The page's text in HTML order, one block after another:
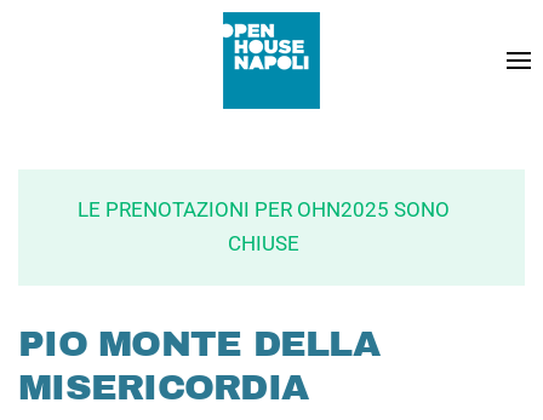
LE PRENOTAZIONI PER OHN2025 SONO
CHIUSE
PIO MONTE DELLA
MISERICORDIA